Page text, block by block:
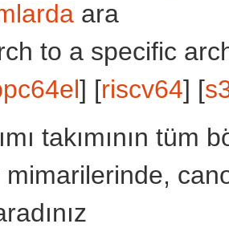
ara
to a specific
] [riscv64] [
takımının